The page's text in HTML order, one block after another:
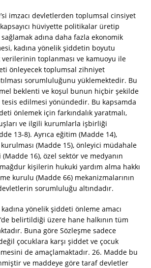
imzacı devletlerden toplumsal cinsiyet
hüviyette politikalar üretip
adına daha fazla ekonomik
kadına yönelik şiddetin boyutu
verilerinin toplanması ve kamuoyu ile
önleyecek toplumsal zihniyet
sorumluluğunu yüklemektedir. Bu
beklenti ve koşul bunun hiçbir şekilde
tesis edilmesi yönündedir. Bu kapsamda
önlemek için farkındalık yaratmalı,
ve ilgili kurumlarla işbirliği
13-8). Ayrıca eğitim (Madde 14),
(Madde 15), önleyici müdahale
16), özel sektör ve medyanın
kişilerin hukuki yardım alma hakkı
kurulu (Madde 66) mekanizmalarının
sorumluluğu altındadır.
kadına yönelik şiddeti önleme amacı
belirtildiği üzere hane halkının tüm
Buna göre Sözleşme sadece
çocuklara karşı şiddet ve çocuk
de amaçlamaktadır. 26. Madde bu
ve maddeye göre taraf devletler